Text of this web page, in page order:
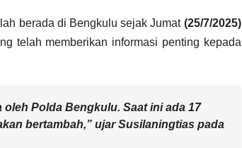
berada di Bengkulu sejak Jumat(25/7/2025)
telah memberikan informasi penting kepada
Polda Bengkulu. Saat ini ada 17
bertambah,” ujar Susilaningtias pada